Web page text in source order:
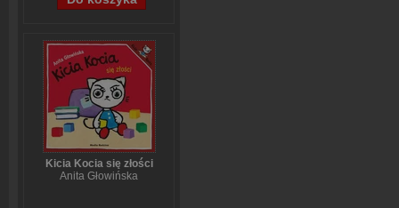
Kicia Kocia się złości
Anita Głowińska